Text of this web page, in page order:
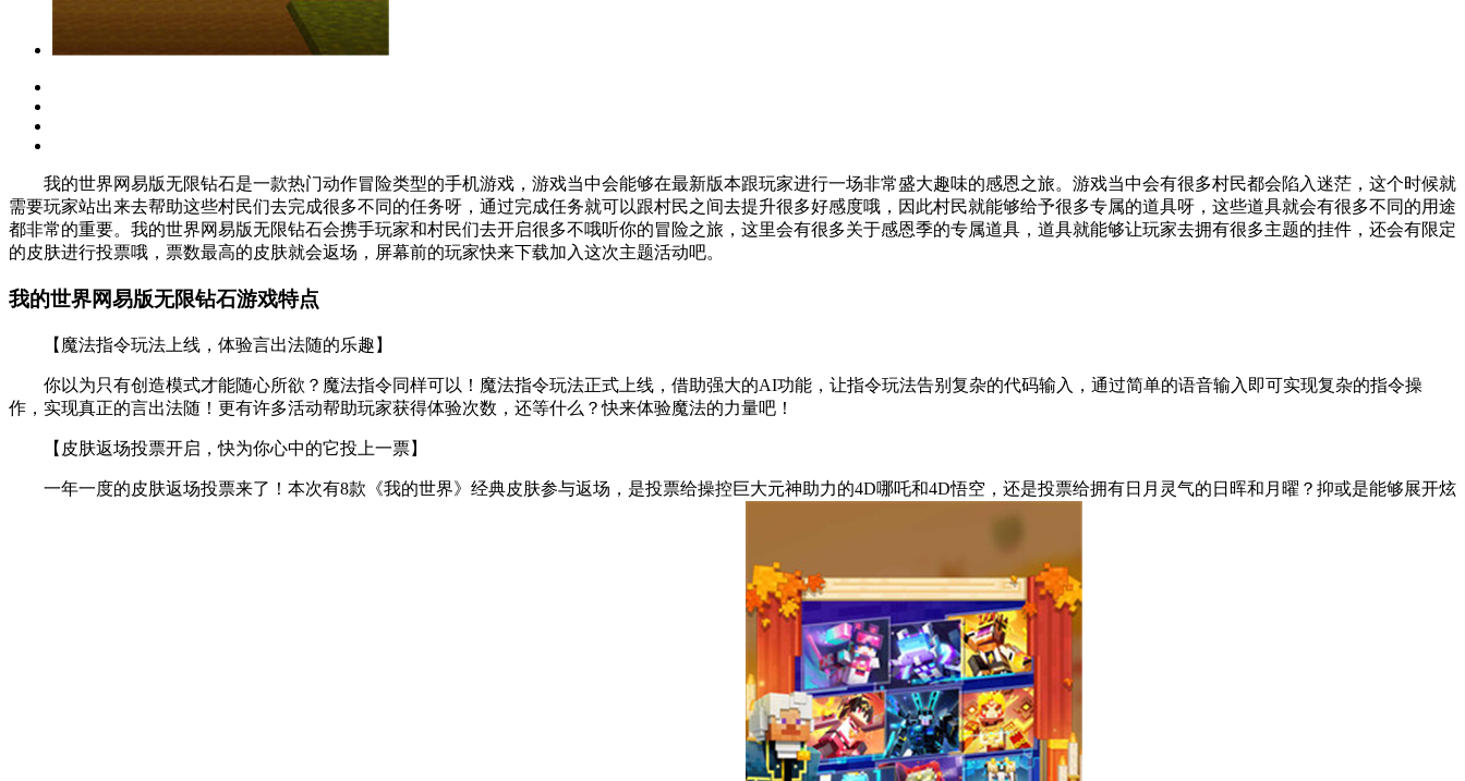
我的世界网易版无限钻石是一款热门动作冒险类型的手机游戏，游戏当中会能够在最新版本跟玩家进行一场非常盛大趣味的感恩之旅。游戏当中会有很多村民都会陷入迷茫，这个时候就
需要玩家站出来去帮助这些村民们去完成很多不同的任务呀，通过完成任务就可以跟村民之间去提升很多好感度哦，因此村民就能够给予很多专属的道具呀，这些道具就会有很多不同的用途
都非常的重要。我的世界网易版无限钻石会携手玩家和村民们去开启很多不哦听你的冒险之旅，这里会有很多关于感恩季的专属道具，道具就能够让玩家去拥有很多主题的挂件，还会有限定
的皮肤进行投票哦，票数最高的皮肤就会返场，屏幕前的玩家快来下载加入这次主题活动吧。
我的世界网易版无限钻石游戏特点
【魔法指令玩法上线，体验言出法随的乐趣】
你以为只有创造模式才能随心所欲？魔法指令同样可以！魔法指令玩法正式上线，借助强大的AI功能，让指令玩法告别复杂的代码输入，通过简单的语音输入即可实现复杂的指令操
作，实现真正的言出法随！更有许多活动帮助玩家获得体验次数，还等什么？快来体验魔法的力量吧！
【皮肤返场投票开启，快为你心中的它投上一票】
一年一度的皮肤返场投票来了！本次有8款《我的世界》经典皮肤参与返场，是投票给操控巨大元神助力的4D哪吒和4D悟空，还是投票给拥有日月灵气的日晖和月曜？抑或是能够展开炫